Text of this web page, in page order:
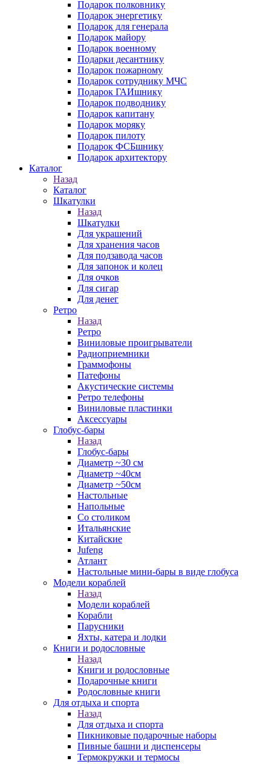
Подарок полковнику
Подарок энергетику
Подарок для генерала
Подарок майору
Подарок военному
Подарки десантнику
Подарок пожарному
Подарок сотруднику МЧС
Подарок ГАИшнику
Подарок подводнику
Подарок капитану
Подарок моряку
Подарок пилоту
Подарок ФСБшнику
Подарок архитектору
Каталог
Назад
Каталог
Шкатулки
Назад
Шкатулки
Для украшений
Для хранения часов
Для подзавода часов
Для запонок и колец
Для очков
Для сигар
Для денег
Ретро
Назад
Ретро
Виниловые проигрыватели
Радиоприемники
Граммофоны
Патефоны
Акустические системы
Ретро телефоны
Виниловые пластинки
Аксессуары
Глобус-бары
Назад
Глобус-бары
Диаметр ~30 см
Диаметр ~40см
Диаметр ~50см
Настольные
Напольные
Со столиком
Итальянские
Китайские
Jufeng
Атлант
Настольные мини-бары в виде глобуса
Модели кораблей
Назад
Модели кораблей
Корабли
Парусники
Яхты, катера и лодки
Книги и родословные
Назад
Книги и родословные
Подарочные книги
Родословные книги
Для отдыха и спорта
Назад
Для отдыха и спорта
Пикниковые подарочные наборы
Пивные башни и диспенсеры
Термокружки и термосы